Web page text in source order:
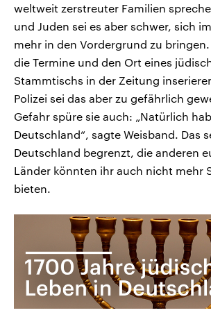
weltweit zerstreuter Familien
und Juden sei es aber schwer, sich
mehr in den Vordergrund zu bringen.
die Termine und den Ort eines
Stammtischs in der Zeitung
Polizei sei das aber zu gefährlich
Gefahr spüre sie auch: „Natürlich
Deutschland“, sagte Weisband. Das
Deutschland begrenzt, die anderen
Länder könnten ihr auch nicht mehr
bieten.